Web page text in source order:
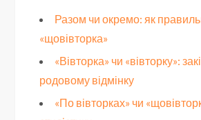
Разом чи окремо: як
«щовівторка»
«Вівторка» чи «вівторку»:
родовому відмінку
«По вівторках» чи